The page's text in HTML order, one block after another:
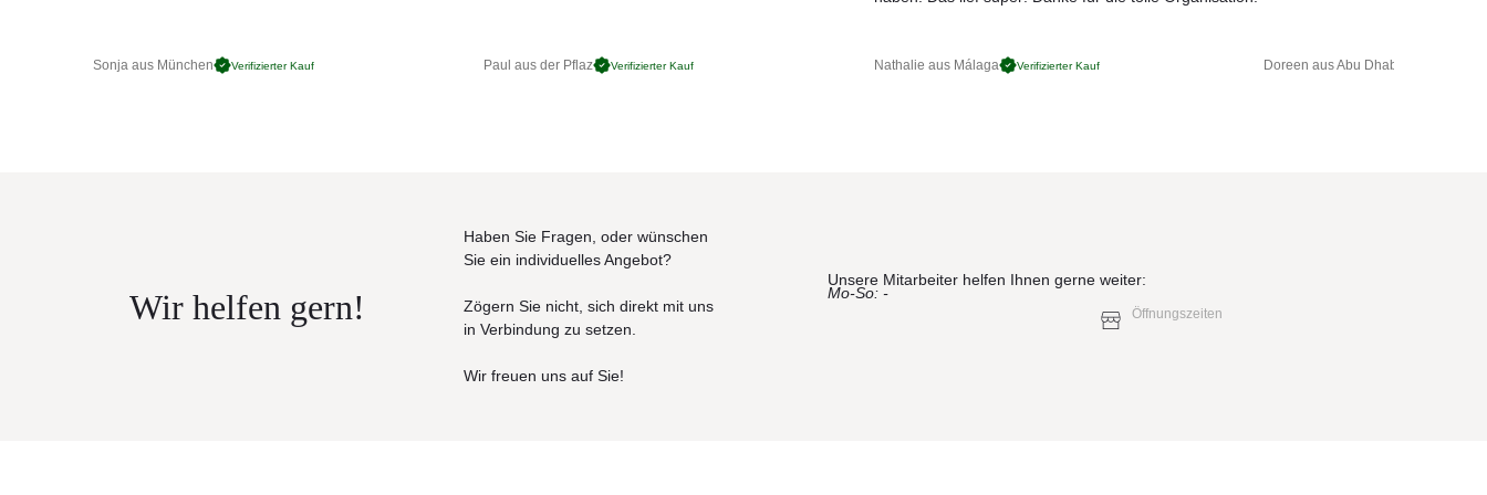
Sonja aus München Verifizierter Kauf Paul aus der Pflaz Verifizierter Kauf Nathalie aus Málaga Verifizierter Kauf Doreen aus Abu Dhabi
Wir helfen gern!
Haben Sie Fragen, oder wünschen
Sie ein individuelles Angebot?
Zögern Sie nicht, sich direkt mit uns
in Verbindung zu setzen.
Wir freuen uns auf Sie!
Unsere Mitarbeiter helfen Ihnen gerne weiter:
Mo-So: -
Öffnungszeiten